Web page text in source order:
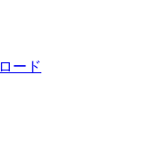
ード